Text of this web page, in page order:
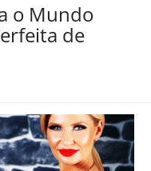
o Mundo
de